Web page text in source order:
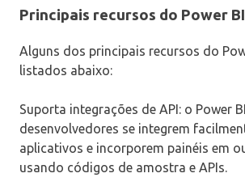
Principais recursos do Power BI
Alguns dos principais recursos do
listados abaixo:
Suporta integrações de API: o Power
desenvolvedores se integrem
aplicativos e incorporem painéis em
usando códigos de amostra e APIs.